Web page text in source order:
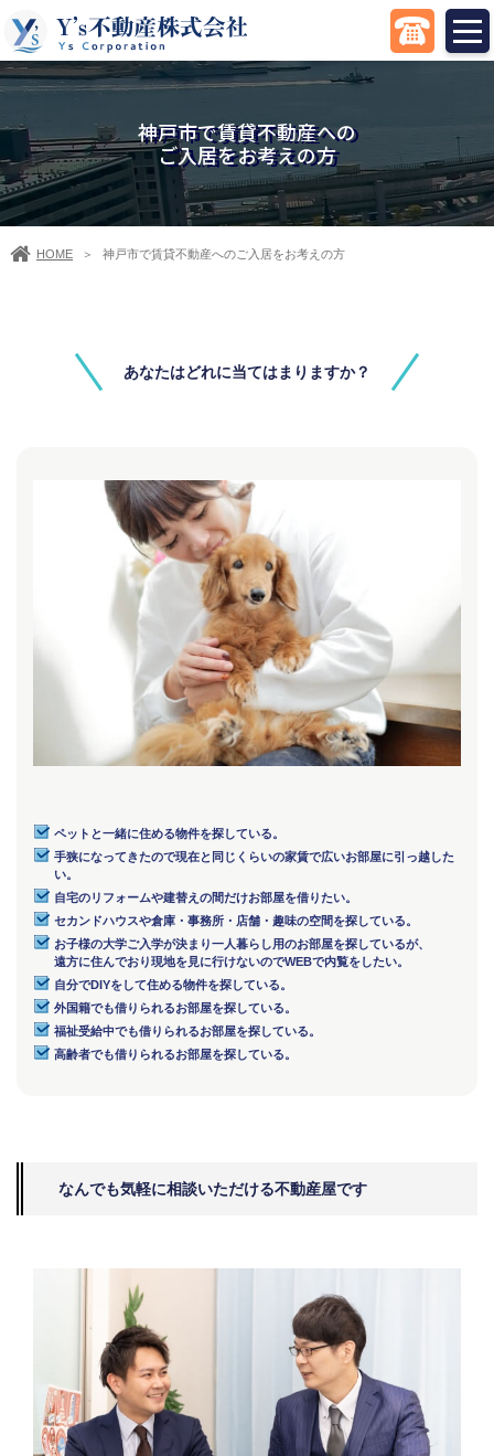
神戸市で賃貸不動産への
​​​​​​​ご入居をお考えの方
HOME ＞ 神戸市で賃貸不動産へのご入居をお考えの方
あなたはどれに当てはまりますか？
ペットと一緒に住める物件を探している。
手狭になってきたので現在と同じくらいの家賃で広いお部屋に引っ越した
い。
自宅のリフォームや建替えの間だけお部屋を借りたい。
セカンドハウスや倉庫・事務所・店舗・趣味の空間を探している。
お子様の大学ご入学が決まり一人暮らし用のお部屋を探しているが、
遠方に住んでおり現地を見に行けないのでWEBで内覧をしたい。
自分でDIYをして住める物件を探している。
外国籍でも借りられるお部屋を探している。
福祉受給中でも借りられるお部屋を探している。
高齢者でも借りられるお部屋を探している。
なんでも気軽に相談いただける不動産屋です